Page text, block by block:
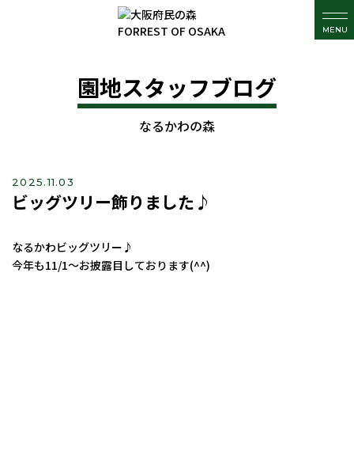
MENU
園地スタッフブログ
なるかわの森
2025.11.03
ビッグツリー飾りました♪
なるかわビッグツリー♪
今年も11/1～お披露目しております(^^)